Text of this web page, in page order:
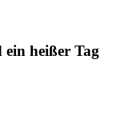
heißer Tag